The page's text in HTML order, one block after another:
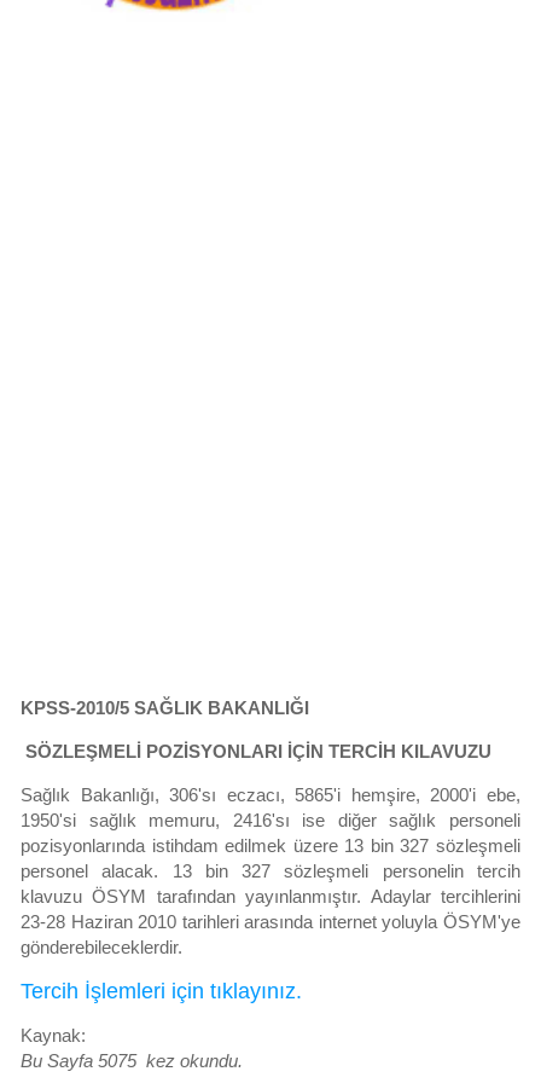
KPSS-2010/5 SAĞLIK BAKANLIĞI
SÖZLEŞMELİ POZİSYONLARI İÇİN TERCİH KILAVUZU
Sağlık Bakanlığı, 306'sı eczacı, 5865'i hemşire, 2000'i ebe,
1950'si sağlık memuru, 2416'sı ise diğer sağlık personeli
pozisyonlarında istihdam edilmek üzere 13 bin 327 sözleşmeli
personel alacak. 13 bin 327 sözleşmeli personelin tercih
klavuzu ÖSYM tarafından yayınlanmıştır. Adaylar tercihlerini
23-28 Haziran 2010 tarihleri arasında internet yoluyla ÖSYM'ye
gönderebileceklerdir.
Tercih İşlemleri için tıklayınız.
Kaynak:
Bu Sayfa 5075 kez okundu.